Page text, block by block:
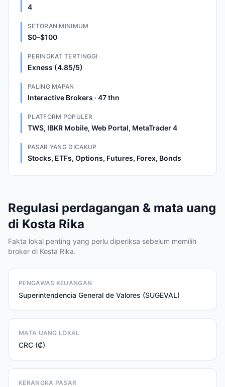
4
SETORAN MINIMUM
$0–$100
PERINGKAT TERTINGGI
Exness (4.85/5)
PALING MAPAN
Interactive Brokers · 47 thn
PLATFORM POPULER
TWS, IBKR Mobile, Web Portal, MetaTrader 4
PASAR YANG DICAKUP
Stocks, ETFs, Options, Futures, Forex, Bonds
Regulasi perdagangan & mata uang
di Kosta Rika
Fakta lokal penting yang perlu diperiksa sebelum memilih
broker di Kosta Rika.
PENGAWAS KEUANGAN
Superintendencia General de Valores (SUGEVAL)
MATA UANG LOKAL
CRC (₡)
KERANGKA PASAR